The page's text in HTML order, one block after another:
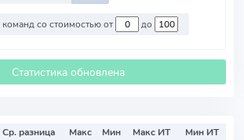
Против команд со стоимостью от до
Статистика обновлена
Ср. разница Макс Мин Макс ИТ
Мин ИТ